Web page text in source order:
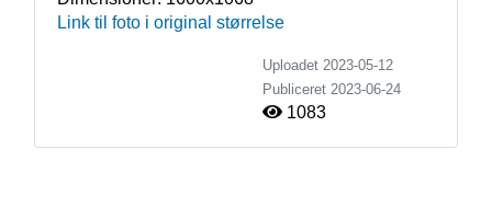
Link til foto i original størrelse
Uploadet 2023-05-12
Publiceret 2023-06-24
1083